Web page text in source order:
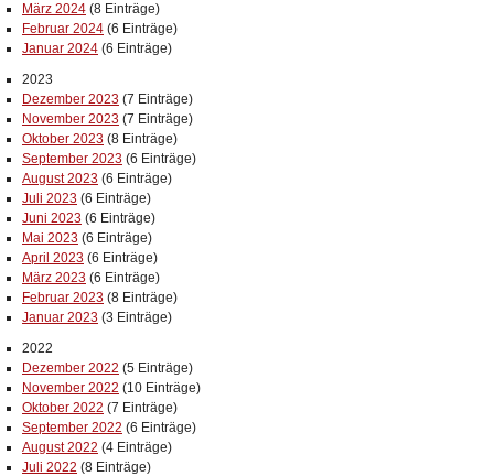
März 2024 (8 Einträge)
Februar 2024 (6 Einträge)
Januar 2024 (6 Einträge)
2023
Dezember 2023 (7 Einträge)
November 2023 (7 Einträge)
Oktober 2023 (8 Einträge)
September 2023 (6 Einträge)
August 2023 (6 Einträge)
Juli 2023 (6 Einträge)
Juni 2023 (6 Einträge)
Mai 2023 (6 Einträge)
April 2023 (6 Einträge)
März 2023 (6 Einträge)
Februar 2023 (8 Einträge)
Januar 2023 (3 Einträge)
2022
Dezember 2022 (5 Einträge)
November 2022 (10 Einträge)
Oktober 2022 (7 Einträge)
September 2022 (6 Einträge)
August 2022 (4 Einträge)
Juli 2022 (8 Einträge)